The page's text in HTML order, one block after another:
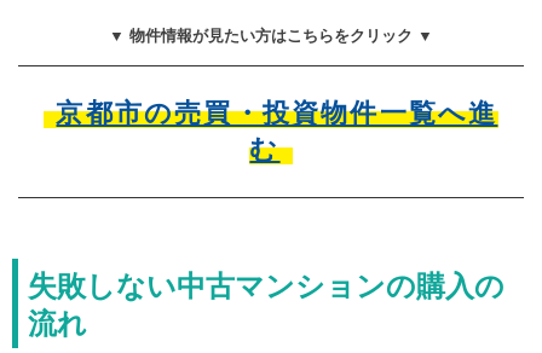
▼ 物件情報が見たい方はこちらをクリック ▼
京都市の売買・投資物件一覧へ進
む
失敗しない中古マンションの購入の
流れ